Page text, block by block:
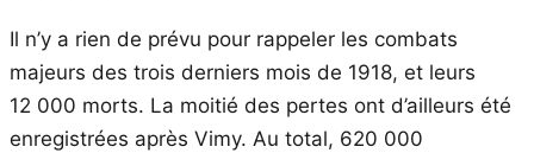
Il n’y a rien de prévu pour rappeler les combats
majeurs des trois derniers mois de 1918, et leurs
12 000 morts. La moitié des pertes ont d’ailleurs été
enregistrées après Vimy. Au total, 620 000